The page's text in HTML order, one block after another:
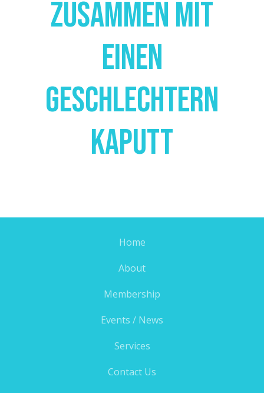
Zusammen Mit
Einen
Geschlechtern
Kaputt
Home
About
Membership
Events / News
Services
Contact Us